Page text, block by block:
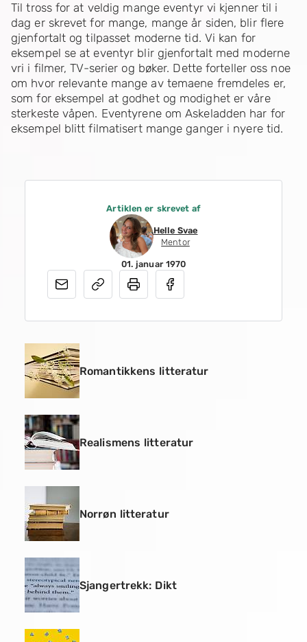
Artiklen er skrevet af
Helle Svae
Mentor
01. januar 1970
Romantikkens litteratur
Realismens litteratur
Norrøn litteratur
Sjangertrekk: Dikt
Til tross for at veldig mange eventyr vi kjenner til i
dag er skrevet for mange, mange år siden, blir flere
gjenfortalt og tilpasset moderne tid. Vi kan for
eksempel se at eventyr blir gjenfortalt med moderne
vri i filmer, TV-serier og bøker. Dette forteller oss noe
om hvor relevante mange av temaene fremdeles er,
som for eksempel at godhet og modighet er våre
sterkeste våpen. Eventyrene om Askeladden har for
eksempel blitt filmatisert mange ganger i nyere tid.